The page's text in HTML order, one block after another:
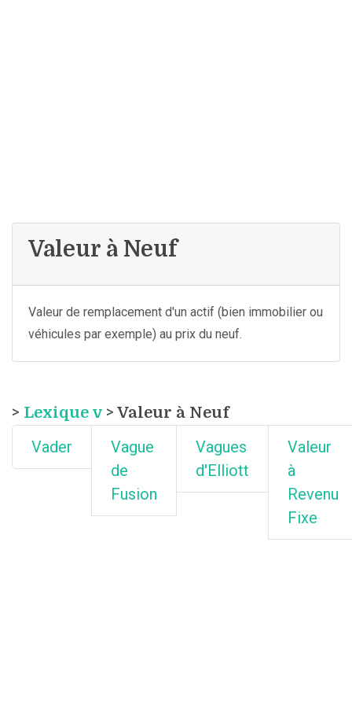
Valeur à Neuf
Valeur de remplacement d'un actif (bien immobilier ou
véhicules par exemple) au prix du neuf.
> Lexique v > Valeur à Neuf
Vader
Vague
de
Fusion
Vagues
d'Elliott
Valeur
à
Revenu
Fixe